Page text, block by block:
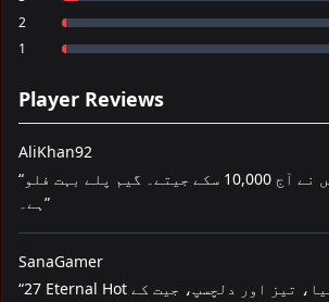
2
1
Player Reviews
AliKhan92
“زبردست گیم! میں نے آج 10,000 سکے جیتے۔ گیم پلے بہت فلو
ہے۔”
SanaGamer
“27 Eternal Hot نے میرا دل جیت لیا، تیز اور دلچسپ، جیت کے